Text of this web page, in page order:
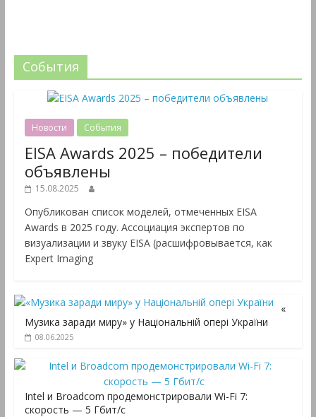
События
Новости События
EISA Awards 2025 – победители
объявлены
15.08.2025
Опубликован список моделей, отмеченных EISA
Awards в 2025 году. Ассоциация экспертов по
визуализации и звуку EISA (расшифровывается, как
Expert Imaging
«
Музика заради миру» у Національній опері України
08.06.2025
Intel и Broadcom продемонстрировали Wi-Fi 7:
скорость — 5 Гбит/с